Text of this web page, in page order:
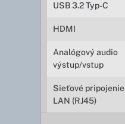
USB 3.2 Typ-C
HDMI
Analógový audio
výstup/vstup
Sieťové pripojenie
LAN (RJ45)